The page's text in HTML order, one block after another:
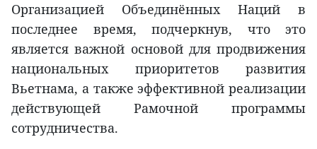
Организацией Объединённых Наций в
последнее время, подчеркнув, что это
является важной основой для продвижения
национальных приоритетов развития
Вьетнама, а также эффективной реализации
действующей Рамочной программы
сотрудничества.